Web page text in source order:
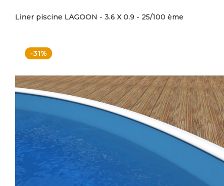
Liner piscine LAGOON - 3.6 X 0.9 - 25/100 ème
-31%